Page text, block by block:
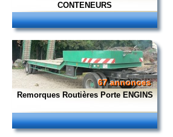
CONTENEURS
67 annonces
Remorques Routières Porte ENGINS